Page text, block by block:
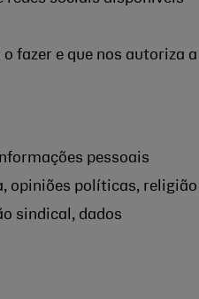
fazer e que nos autoriza a
pessoais
opiniões políticas, religião
sindical, dados